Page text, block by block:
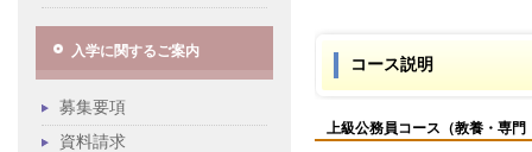
入学に関するご案内
募集要項
資料請求
コース説明
上級公務員コース（教養・専